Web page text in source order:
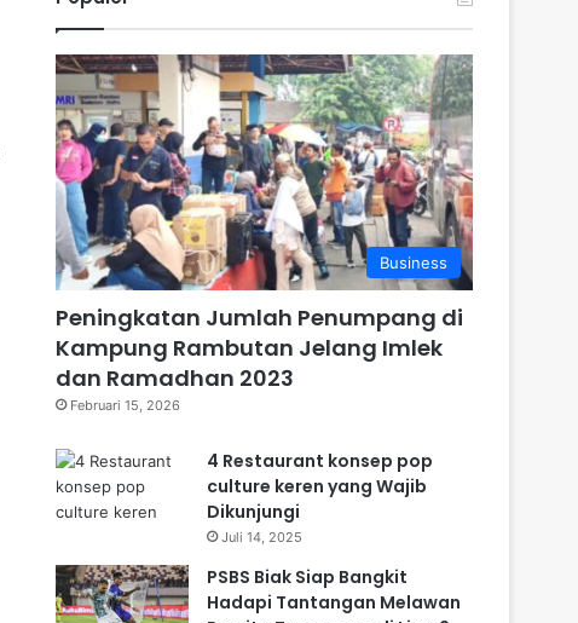
Business
Peningkatan Jumlah Penumpang di
Kampung Rambutan Jelang Imlek
dan Ramadhan 2023
Februari 15, 2026
4 Restaurant konsep pop
culture keren yang Wajib
Dikunjungi
Juli 14, 2025
PSBS Biak Siap Bangkit
Hadapi Tantangan Melawan